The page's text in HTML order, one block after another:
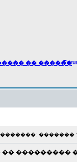
������� 16
���������